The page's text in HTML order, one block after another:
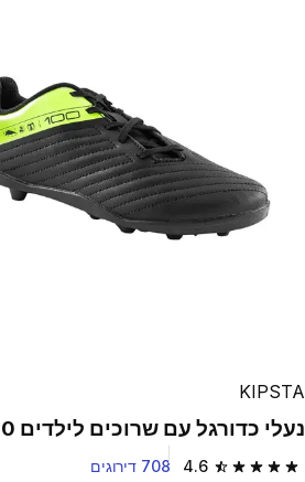
KIPSTA
נעלי כדורגל עם שרוכים לילדים 100 FG - שחור/צהוב
4.6 4.6 out of 5 stars from 708 reviews 708 דירוגים